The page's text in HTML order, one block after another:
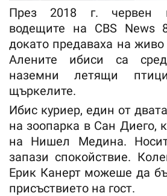
През 2018 г. червен
водещите на CBS News
докато предаваха на живо
Алените ибиси са
наземни летящи
щъркелите.
Ибис куриер, един от
на зоопарка в Сан Диего,
на Нишел Медина.
запази спокойствие.
Ерик Канерт можеше да
присъствието на гост.